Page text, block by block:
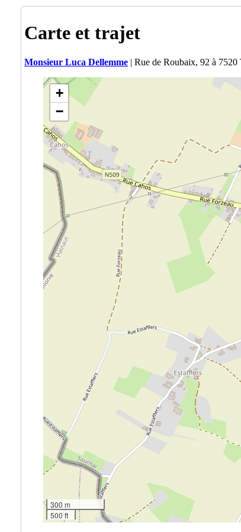
Carte et trajet
Monsieur Luca Dellemme | Rue de Roubaix, 92 à 7520
+
−
300 m
500 ft